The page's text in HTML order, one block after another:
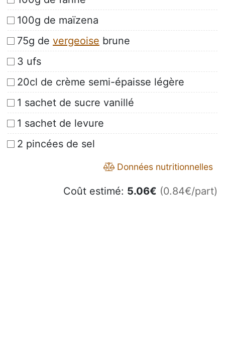
100g de maïzena
75g de vergeoise brune
3 ufs
20cl de crème semi-épaisse légère
1 sachet de sucre vanillé
1 sachet de levure
2 pincées de sel
Données nutritionnelles
Coût estimé: 5.06€ (0.84€/part)